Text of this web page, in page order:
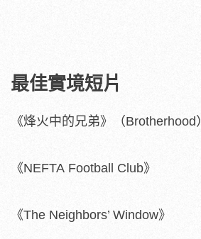
最佳實境短片
《烽火中的兄弟》（Brotherhood）
《NEFTA Football Club》
《The Neighbors’ Window》